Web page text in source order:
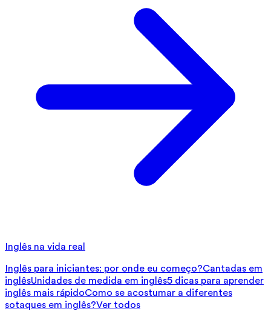
Inglês na vida real
Inglês para iniciantes: por onde eu começo?Cantadas em
inglêsUnidades de medida em inglês5 dicas para aprender
inglês mais rápidoComo se acostumar a diferentes
sotaques em inglês?Ver todos